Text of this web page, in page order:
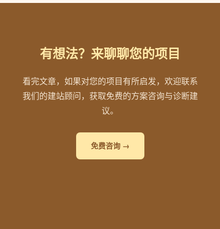
有想法？来聊聊您的项目
看完文章，如果对您的项目有所启发，欢迎联系
我们的建站顾问，获取免费的方案咨询与诊断建
议。
免费咨询 →